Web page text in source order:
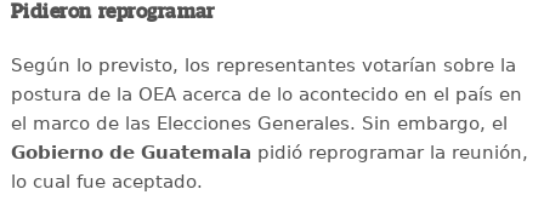
Pidieron reprogramar
Según lo previsto, los representantes votarían sobre la
postura de la OEA acerca de lo acontecido en el país en
el marco de las Elecciones Generales. Sin embargo, el
Gobierno de Guatemala pidió reprogramar la reunión,
lo cual fue aceptado.